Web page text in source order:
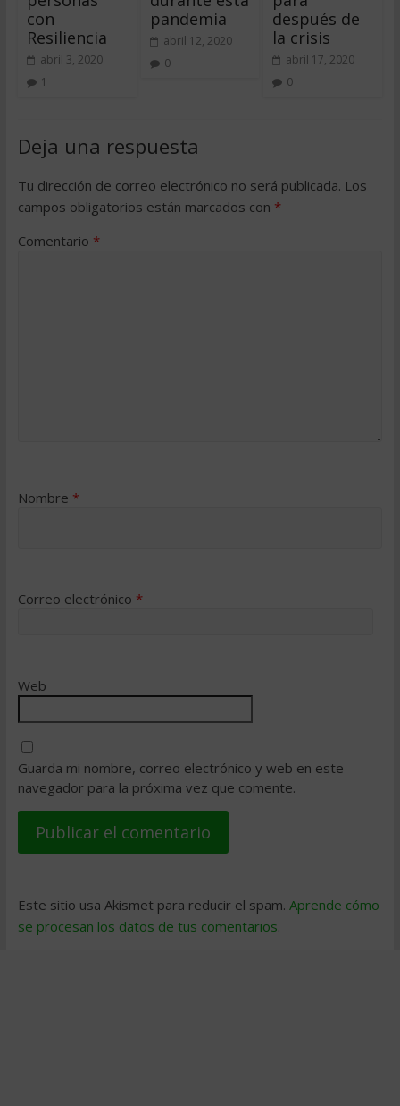
con
Resiliencia
abril 3, 2020
1
pandemia
abril 12, 2020
0
después de
la crisis
abril 17, 2020
0
Deja una respuesta
Tu dirección de correo electrónico no será publicada. Los
campos obligatorios están marcados con *
Comentario *
Nombre *
Correo electrónico *
Web
Guarda mi nombre, correo electrónico y web en este
navegador para la próxima vez que comente.
Este sitio usa Akismet para reducir el spam. Aprende cómo
se procesan los datos de tus comentarios.